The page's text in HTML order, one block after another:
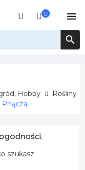
0 

Hobby
Rośliny
Pnącza
szukasz